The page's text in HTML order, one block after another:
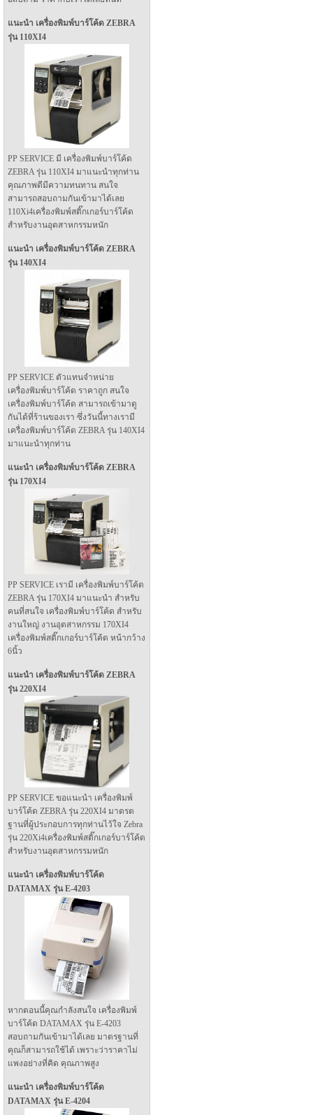
แนะนำ เครื่องพิมพ์บาร์โค้ด ZEBRA
รุ่น 110XI4
PP SERVICE มี เครื่องพิมพ์บาร์โค้ด
ZEBRA รุ่น 110XI4 มาแนะนำทุกท่าน
คุณภาพดีมีความทนทาน สนใจ
สามารถสอบถามกันเข้ามาได้เลย
110Xi4เครื่องพิมพ์สติ๊กเกอร์บาร์โค้ด
สำหรับงานอุตสาหกรรมหนัก
แนะนำ เครื่องพิมพ์บาร์โค้ด ZEBRA
รุ่น 140XI4
PP SERVICE ตัวแทนจำหน่าย
เครื่องพิมพ์บาร์โค้ด ราคาถูก สนใจ
เครื่องพิมพ์บาร์โค้ด สามารถเข้ามาดู
กันได้ที่ร้านของเรา ซึ่งวันนี้ทางเรามี
เครื่องพิมพ์บาร์โค้ด ZEBRA รุ่น 140XI4
มาแนะนำทุกท่าน
แนะนำ เครื่องพิมพ์บาร์โค้ด ZEBRA
รุ่น 170XI4
PP SERVICE เรามี เครื่องพิมพ์บาร์โค้ด
ZEBRA รุ่น 170XI4 มาแนะนำ สำหรับ
คนที่สนใจ เครื่องพิมพ์บาร์โค้ด สำหรับ
งานใหญ่ งานอุตสาหกรรม 170XI4
เครื่องพิมพ์สติ๊กเกอร์บาร์โค้ด หน้ากว้าง
6นิ้ว
แนะนำ เครื่องพิมพ์บาร์โค้ด ZEBRA
รุ่น 220XI4
PP SERVICE ขอแนะนำ เครื่องพิมพ์
บาร์โค้ด ZEBRA รุ่น 220XI4 มาตรต
ฐานที่ผู้ประกอบการทุกท่านไว้ใจ Zebra
รุ่น 220Xi4เครื่องพิมพ์สติ๊กเกอร์บาร์โค้ด
สำหรับงานอุตสาหกรรมหนัก
แนะนำ เครื่องพิมพ์บาร์โค้ด
DATAMAX รุ่น E-4203
หากตอนนี้คุณกำลังสนใจ เครื่องพิมพ์
บาร์โค้ด DATAMAX รุ่น E-4203
สอบถามกันเข้ามาได้เลย มาตรฐานที่
คุณก็สามารถใช้ได้ เพราะว่าราคาไม่
แพงอย่างที่คิด คุณภาพสูง
แนะนำ เครื่องพิมพ์บาร์โค้ด
DATAMAX รุ่น E-4204